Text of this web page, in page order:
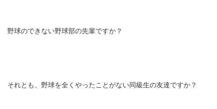
野球のできない野球部の先輩ですか？
それとも、野球を全くやったことがない同級生の友達ですか？